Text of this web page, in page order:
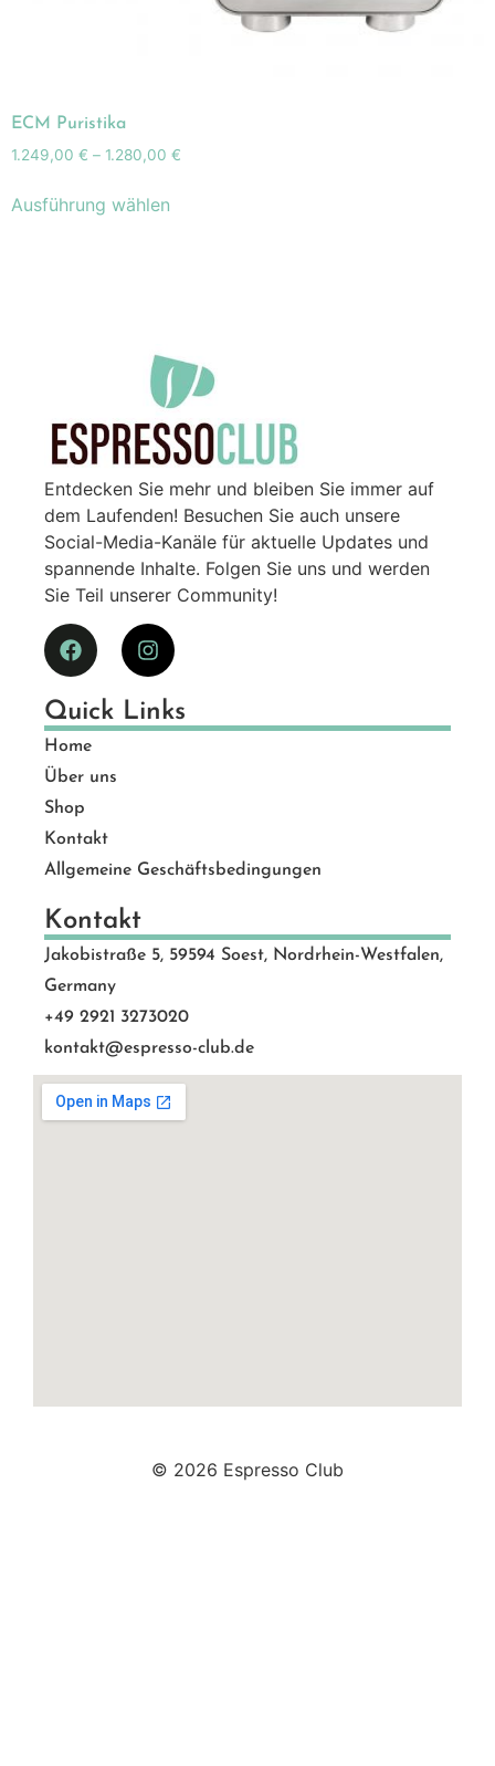
ECM Puristika
1.249,00 € – 1.280,00 €
Ausführung wählen
Entdecken Sie mehr und bleiben Sie immer auf
dem Laufenden! Besuchen Sie auch unsere
Social-Media-Kanäle für aktuelle Updates und
spannende Inhalte. Folgen Sie uns und werden
Sie Teil unserer Community!
Quick Links
Home
Über uns
Shop
Kontakt
Allgemeine Geschäftsbedingungen
Kontakt
Jakobistraße 5, 59594 Soest, Nordrhein-Westfalen,
Germany
+49 2921 3273020
kontakt@espresso-club.de
© 2026 Espresso Club